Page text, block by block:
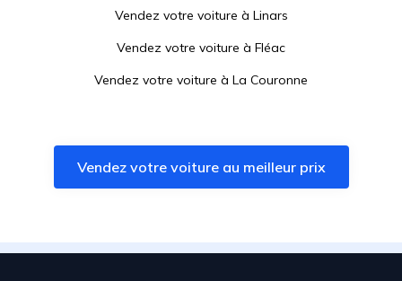
Vendez votre voiture à Linars
Vendez votre voiture à Fléac
Vendez votre voiture à La Couronne
Vendez votre voiture àSaint-Michel
Vendez votre voiture àMouthiers-sur-Boëme
Vendez votre voiture au meilleur prix